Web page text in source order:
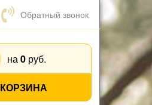
Обратный звонок
на 0руб.
КОРЗИНА